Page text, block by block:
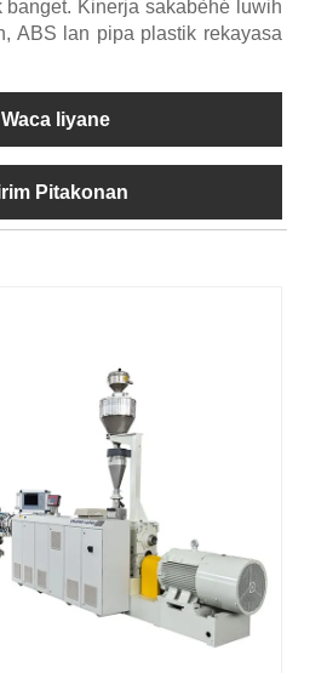
banget. Kinerja sakabèhé luwih
ABS lan pipa plastik rekayasa
Waca liyane
Pitakonan